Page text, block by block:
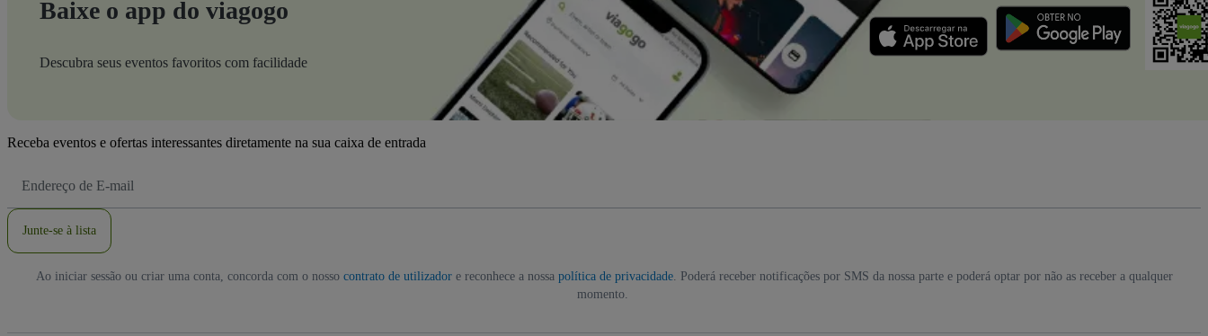
Baixe o app do viagogo
Descubra seus eventos favoritos com facilidade
Receba eventos e ofertas interessantes diretamente na sua caixa de entrada
de
Junte-se à lista
Ao iniciar sessão ou criar uma conta, concorda com o nosso contrato de utilizadore reconhece a nossa política de privacidade. Poderá receber notificações por SMS da nossa parte e poderá optar por não as receber a qualquer
momento.